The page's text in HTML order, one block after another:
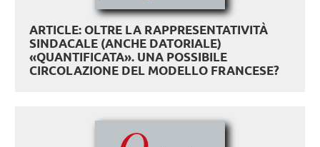
ARTICLE: OLTRE LA RAPPRESENTATIVITÀ
SINDACALE (ANCHE DATORIALE)
«QUANTIFICATA». UNA POSSIBILE
CIRCOLAZIONE DEL MODELLO FRANCESE?